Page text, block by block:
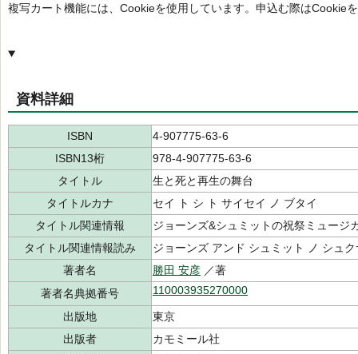
複写カート機能には、Cookieを使用しています。申込む際はCookie
資料詳細
ISBN
4-907775-63-6
ISBN13桁
978-4-907775-63-6
タイトル
生と死と再生の舞台
タイトルカナ
セイ ト シ ト サイセイ ノ ブタイ
タイトル関連情報
ジョーンズ&シュミットの祝祭ミュージ
タイトル関連情報読み
ジョーンズ アンド シュミット ノ シュ
著者名
勝田 安彦 ／著
著者名典拠番号
110003935270000
出版地
東京
出版者
カモミール社